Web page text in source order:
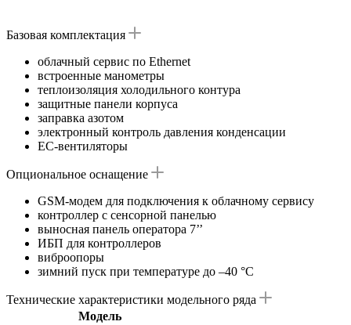
Базовая комплектация
облачный сервис по Ethernet
встроенные манометры
теплоизоляция холодильного контура
защитные панели корпуса
заправка азотом
электронный контроль давления конденсации
ЕC-вентиляторы
Опциональное оснащение
GSM-модем для подключения к облачному сервису
контроллер с сенсорной панелью
выносная панель оператора 7’’
ИБП для контроллеров
виброопоры
зимний пуск при температуре до –40 °С
Технические характеристики модельного ряда
Модель